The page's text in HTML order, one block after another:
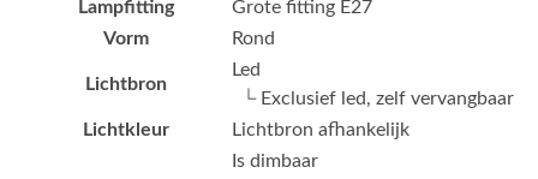
Lampfitting
Grote fitting E27
Vorm
Rond
Lichtbron
Led
└ Exclusief led, zelf vervangbaar
Lichtkleur
Lichtbron afhankelijk
Is dimbaar